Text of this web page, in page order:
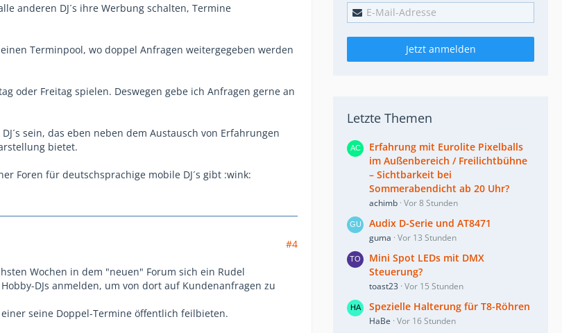
anderen DJ´s ihre Werbung schalten, Termine
Terminpool, wo doppel Anfragen weitergegeben werden
oder Freitag spielen. Deswegen gebe ich Anfragen gerne an
sein, das eben neben dem Austausch von Erfahrungen
bietet.
Foren für deutschsprachige mobile DJ´s gibt :wink:
#4
Wochen in dem "neuen" Forum sich ein Rudel
DJs anmelden, um von dort auf Kundenanfragen zu
seine Doppel-Termine öffentlich feilbieten.
Jetzt anmelden
Letzte Themen
Erfahrung mit Eurolite Pixelballs
im Außenbereich / Freilichtbühne
– Sichtbarkeit bei
Sommerabendicht ab 20 Uhr?
achimb Vor 8 Stunden
Audix D-Serie und AT8471
guma Vor 13 Stunden
Mini Spot LEDs mit DMX
Steuerung?
toast23 Vor 15 Stunden
Spezielle Halterung für T8-Röhren
HaBe Vor 16 Stunden